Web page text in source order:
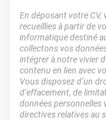
En déposant votre
recueillies à partir de
informatique destiné
collectons vos
intégrer à notre vivier
contenu en lien avec
Vous disposez d’un
d’effacement, de
données personnelles
directives relatives au